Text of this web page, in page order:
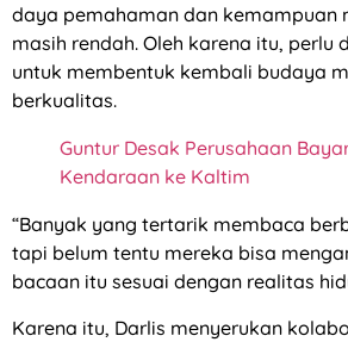
daya pemahaman dan kemampuan
masih rendah. Oleh karena itu, perlu
untuk membentuk kembali budaya
berkualitas.
Guntur Desak Perusahaan
Kendaraan ke Kaltim
“Banyak yang tertarik membaca
tapi belum tentu mereka bisa
bacaan itu sesuai dengan realitas
Karena itu, Darlis menyerukan